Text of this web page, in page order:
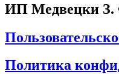
ИП Медвецки З.
Политика